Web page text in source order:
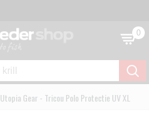
0
Utopia Gear - Tricou Polo Protectie UV XL